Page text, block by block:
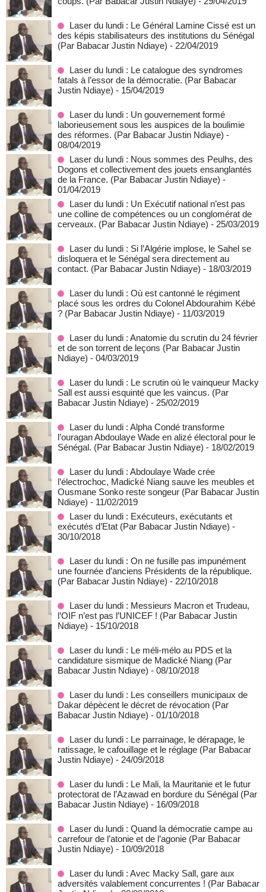
Laser du lundi : Le Général Lamine Cissé est un
des képis stabilisateurs des institutions du Sénégal
(Par Babacar Justin Ndiaye) - 22/04/2019
Laser du lundi : Le catalogue des syndromes
fatals à l’essor de la démocratie. (Par Babacar
Justin Ndiaye) - 15/04/2019
Laser du lundi : Un gouvernement formé
laborieusement sous les auspices de la boulimie
des réformes. (Par Babacar Justin Ndiaye) -
08/04/2019
Laser du lundi : Nous sommes des Peulhs, des
Dogons et collectivement des jouets ensanglantés
de la France. (Par Babacar Justin Ndiaye) -
01/04/2019
Laser du lundi : Un Exécutif national n’est pas
une colline de compétences ou un conglomérat de
cerveaux. (Par Babacar Justin Ndiaye) - 25/03/2019
Laser du lundi : Si l’Algérie implose, le Sahel se
disloquera et le Sénégal sera directement au
contact. (Par Babacar Justin Ndiaye) - 18/03/2019
Laser du lundi : Où est cantonné le régiment
placé sous les ordres du Colonel Abdourahim Kébé
? (Par Babacar Justin Ndiaye) - 11/03/2019
Laser du lundi : Anatomie du scrutin du 24 février
et de son torrent de leçons (Par Babacar Justin
Ndiaye) - 04/03/2019
Laser du lundi : Le scrutin où le vainqueur Macky
Sall est aussi esquinté que les vaincus. (Par
Babacar Justin Ndiaye) - 25/02/2019
Laser du lundi : Alpha Condé transforme
l’ouragan Abdoulaye Wade en alizé électoral pour le
Sénégal. (Par Babacar Justin Ndiaye) - 18/02/2019
Laser du lundi : Abdoulaye Wade crée
l’électrochoc, Madické Niang sauve les meubles et
Ousmane Sonko reste songeur (Par Babacar Justin
Ndiaye) - 11/02/2019
Laser du lundi : Exécuteurs, exécutants et
exécutés d’Etat (Par Babacar Justin Ndiaye) -
30/10/2018
Laser du lundi : On ne fusille pas impunément
une fournée d’anciens Présidents de la république.
(Par Babacar Justin Ndiaye) - 22/10/2018
Laser du lundi : Messieurs Macron et Trudeau,
l’OIF n’est pas l’UNICEF ! (Par Babacar Justin
Ndiaye) - 15/10/2018
Laser du lundi : Le méli-mélo au PDS et la
candidature sismique de Madické Niang (Par
Babacar Justin Ndiaye) - 08/10/2018
Laser du lundi : Les conseillers municipaux de
Dakar dépècent le décret de révocation (Par
Babacar Justin Ndiaye) - 01/10/2018
Laser du lundi : Le parrainage, le dérapage, le
ratissage, le cafouillage et le réglage (Par Babacar
Justin Ndiaye) - 24/09/2018
Laser du lundi : Le Mali, la Mauritanie et le futur
protectorat de l’Azawad en bordure du Sénégal (Par
Babacar Justin Ndiaye) - 16/09/2018
Laser du lundi : Quand la démocratie campe au
carrefour de l’atonie et de l’agonie (Par Babacar
Justin Ndiaye) - 10/09/2018
Laser du lundi : Avec Macky Sall, gare aux
adversités valablement concurrentes ! (Par Babacar